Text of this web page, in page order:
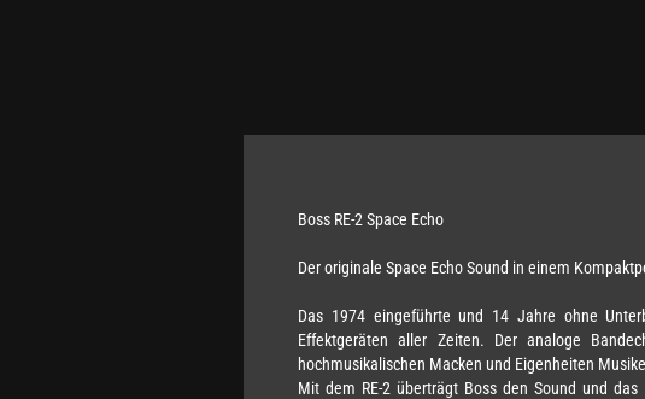
Boss RE-2 Space Echo
Der originale Space Echo Sound in einem
Das 1974 eingeführte und 14 Jahre ohne
Effektgeräten aller Zeiten. Der analoge
hochmusikalischen Macken und Eigenheiten
Mit dem RE-2 überträgt Boss den Sound und